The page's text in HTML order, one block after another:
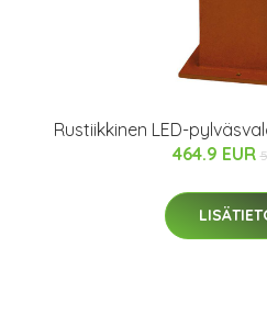
Rustiikkinen LED-
464.9 EUR